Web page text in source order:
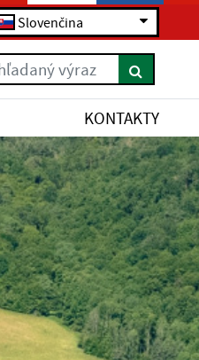
Slovenčina
výraz
KONTAKTY